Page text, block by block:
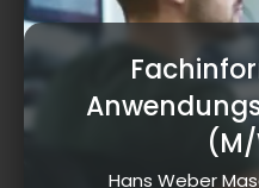
Hans Weber